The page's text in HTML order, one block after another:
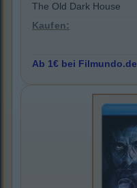
The Old Dark House
Kaufen:
Ab 1€ bei Filmundo.de